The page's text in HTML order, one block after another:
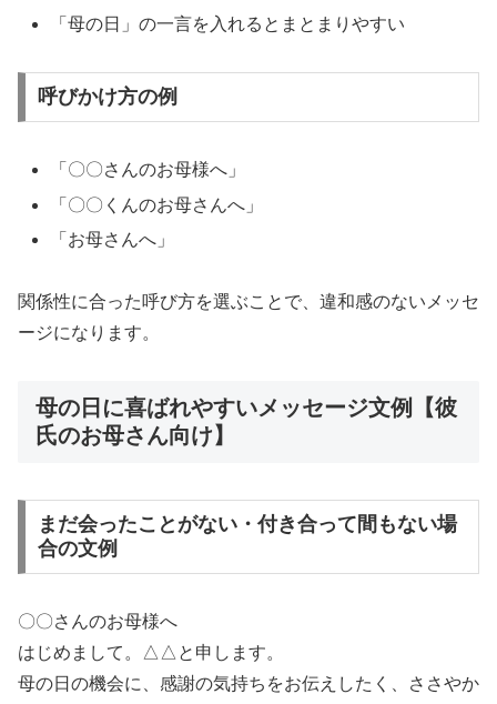
「母の日」の一言を入れるとまとまりやすい
呼びかけ方の例
「〇〇さんのお母様へ」
「〇〇くんのお母さんへ」
「お母さんへ」
関係性に合った呼び方を選ぶことで、違和感のないメッセ
ージになります。
母の日に喜ばれやすいメッセージ文例【彼
氏のお母さん向け】
まだ会ったことがない・付き合って間もない場
合の文例
〇〇さんのお母様へ
はじめまして。△△と申します。
母の日の機会に、感謝の気持ちをお伝えしたく、ささやか